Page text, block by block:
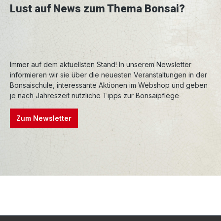
Lust auf News zum Thema Bonsai?
Immer auf dem aktuellsten Stand! In unserem Newsletter
informieren wir sie über die neuesten Veranstaltungen in der
Bonsaischule, interessante Aktionen im Webshop und geben
je nach Jahreszeit nützliche Tipps zur Bonsaipflege
Zum Newsletter